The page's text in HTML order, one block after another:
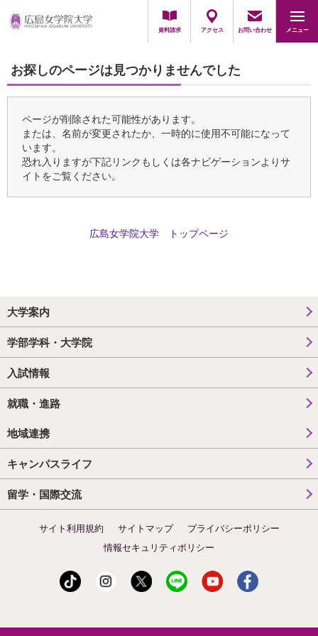
資料請求 アクセス お問い合わせ メニュー
お探しのページは見つかりませんでした
ページが削除された可能性があります。
または、名前が変更されたか、一時的に使用不可能になって
います。
恐れ入りますが下記リンクもしくは各ナビゲーションよりサ
イトをご覧ください。
広島女学院大学 トップページ
大学案内
学部学科・大学院
入試情報
就職・進路
地域連携
キャンパスライフ
留学・国際交流
サイト利用規約 サイトマップ
プライバシーポリシー
情報セキュリティポリシー